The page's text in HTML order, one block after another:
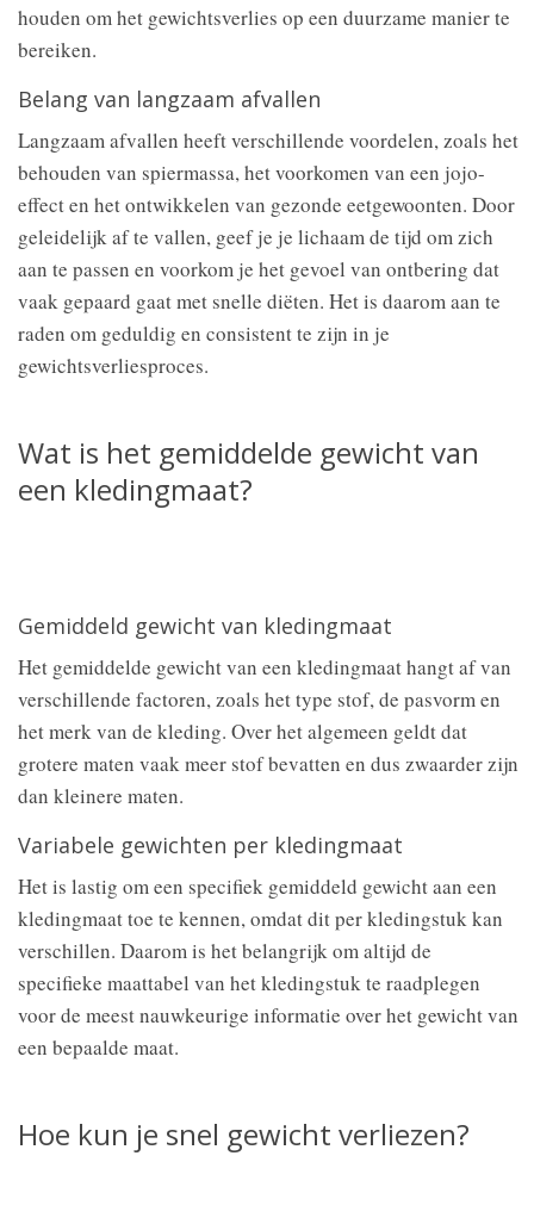
houden om het gewichtsverlies op een duurzame manier te
bereiken.
Belang van langzaam afvallen
Langzaam afvallen heeft verschillende voordelen, zoals het
behouden van spiermassa, het voorkomen van een jojo-
effect en het ontwikkelen van gezonde eetgewoonten. Door
geleidelijk af te vallen, geef je je lichaam de tijd om zich
aan te passen en voorkom je het gevoel van ontbering dat
vaak gepaard gaat met snelle diëten. Het is daarom aan te
raden om geduldig en consistent te zijn in je
gewichtsverliesproces.
Wat is het gemiddelde gewicht van
een kledingmaat?
Gemiddeld gewicht van kledingmaat
Het gemiddelde gewicht van een kledingmaat hangt af van
verschillende factoren, zoals het type stof, de pasvorm en
het merk van de kleding. Over het algemeen geldt dat
grotere maten vaak meer stof bevatten en dus zwaarder zijn
dan kleinere maten.
Variabele gewichten per kledingmaat
Het is lastig om een specifiek gemiddeld gewicht aan een
kledingmaat toe te kennen, omdat dit per kledingstuk kan
verschillen. Daarom is het belangrijk om altijd de
specifieke maattabel van het kledingstuk te raadplegen
voor de meest nauwkeurige informatie over het gewicht van
een bepaalde maat.
Hoe kun je snel gewicht verliezen?